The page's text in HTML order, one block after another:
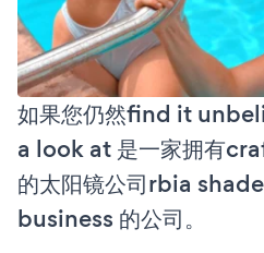
如果您仍然find it
a look at 是一家拥有
的太阳镜公司rbia
business 的公司。